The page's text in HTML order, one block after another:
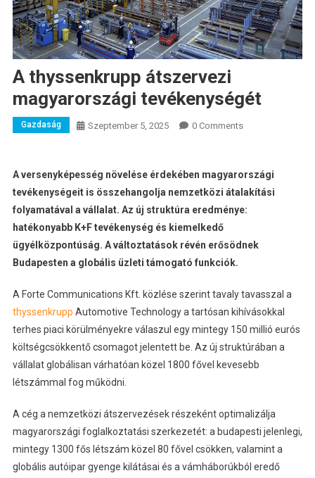
A thyssenkrupp átszervezi
magyarországi tevékenységét
Gazdaság Szeptember 5, 2025 0 Comments
A versenyképesség növelése érdekében magyarországi
tevékenységeit is összehangolja nemzetközi átalakítási
folyamatával a vállalat. Az új struktúra eredménye:
hatékonyabb K+F tevékenység és kiemelkedő
ügyélközpontúság. A változtatások révén erősödnek
Budapesten a globális üzleti támogató funkciók.
A Forte Communications Kft. közlése szerint tavaly tavasszal a
thyssenkrupp Automotive Technology a tartósan kihívásokkal
terhes piaci körülményekre válaszul egy mintegy 150 millió eurós
költségcsökkentő csomagot jelentett be. Az új struktúrában a
vállalat globálisan várhatóan közel 1800 fővel kevesebb
létszámmal fog működni.
A cég a nemzetközi átszervezések részeként optimalizálja
magyarországi foglalkoztatási szerkezetét: a budapesti jelenlegi,
mintegy 1300 fős létszám közel 80 fővel csökken, valamint a
globális autóipar gyenge kilátásai és a vámháborúkból eredő